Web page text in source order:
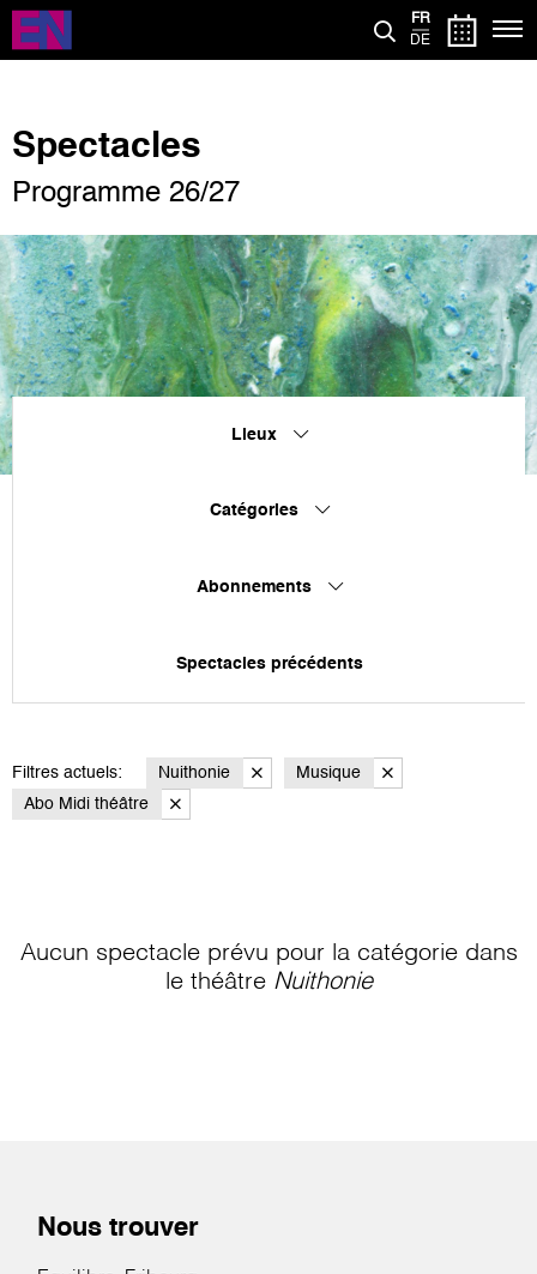
Aller
contenu
FR
DE
Spectacles
Programme 26/27
Lieux
Catégories
Abonnements
Spectacles précédents
Filtres actuels: Nuithonie
Musique
Abo Midi théâtre
Aucun spectacle prévu pour la catégorie dans
le théâtre Nuithonie
Nous trouver